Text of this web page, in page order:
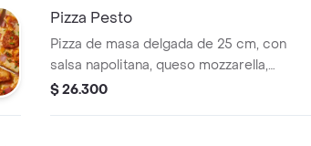
Pizza Pesto
Pizza de masa delgada de 25 cm, con
salsa napolitana, queso mozzarella,
burrata, pesto, almendras fileteadas y
$ 26.300